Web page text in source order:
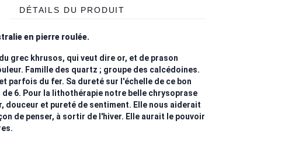
DÉTAILS DU PRODUIT
en pierre roulée.
grec khrusos, qui veut dire or, et de prason
Famille des quartz ; groupe des calcédoines.
parfois du fer. Sa dureté sur l'échelle de ce bon
6. Pour la lithothérapie notre belle chrysoprase
douceur et pureté de sentiment. Elle nous aiderait
de penser, à sortir de l'hiver. Elle aurait le pouvoir